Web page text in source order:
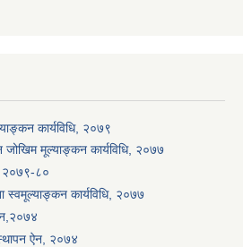
कार्यविधि, २०७९
जोखिम मूल्याङ्कन कार्यविधि, २०७७
२०७९-८०
स्वमूल्याङ्कन कार्यविधि, २०७७
ऐन, २०७४